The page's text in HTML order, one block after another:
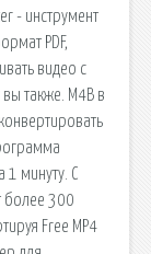
- инструмент
PDF,
видео с
также. M4B в
1 минуту. С
более 300
Free MP4